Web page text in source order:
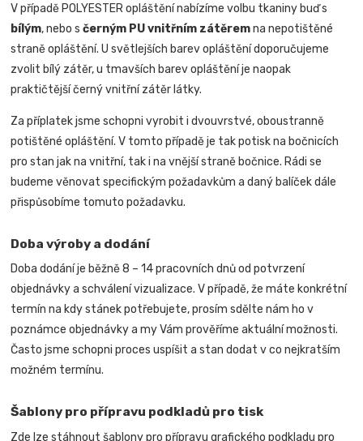
V případě POLYESTER opláštění nabízíme volbu tkaniny buď s
bílým, nebo sčerným PU vnitřním zátěremna nepotištěné
straně opláštění. U světlejších barev opláštění doporučujeme
zvolit bílý zátěr, u tmavších barev opláštění je naopak
praktičtější černý vnitřní zátěr látky.
Za příplatek jsme schopni vyrobit i dvouvrstvé, oboustranně
potištěné opláštění. V tomto případě je tak potisk na bočnicích
pro stan jak na vnitřní, tak i na vnější straně bočnice. Rádi se
budeme věnovat specifickým požadavkům a daný balíček dále
přispůsobíme tomuto požadavku.
Doba výroby a dodání
Doba dodání je běžně 8 – 14 pracovních dnů od potvrzení
objednávky a schválení vizualizace. V případě, že máte konkrétní
termín na kdy stánek potřebujete, prosím sdělte nám ho v
poznámce objednávky a my Vám prověříme aktuální možnosti.
Často jsme schopni proces uspíšit a stan dodat v co nejkratším
možném termínu.
Šablony pro přípravu podkladů pro tisk
Zde lze stáhnout šablony pro přípravu grafického podkladu pro